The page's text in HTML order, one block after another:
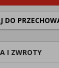
DO
I ZWROTY